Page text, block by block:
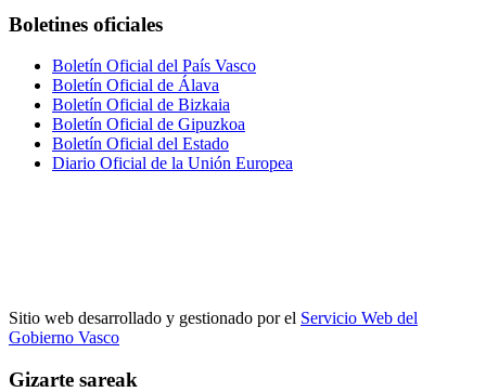
Boletines oficiales
Boletín Oficial del País Vasco
Boletín Oficial de Álava
Boletín Oficial de Bizkaia
Boletín Oficial de Gipuzkoa
Boletín Oficial del Estado
Diario Oficial de la Unión Europea
Sitio web desarrollado y gestionado por el Servicio Web del
Gobierno Vasco
Gizarte sareak